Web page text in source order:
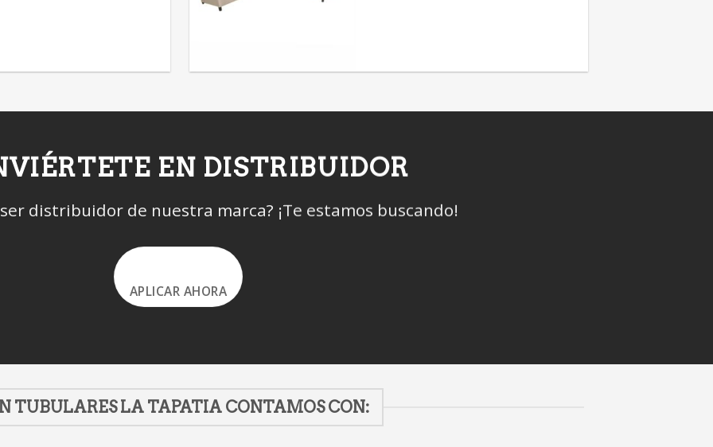
EN DISTRIBUIDOR
distribuidor de nuestra marca? ¡Te estamos buscando!
APLICAR AHORA
TUBULARES LA TAPATIA CONTAMOS CON: